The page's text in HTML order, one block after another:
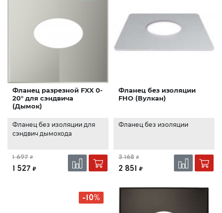
Фланец разрезной FXX 0-
20° для сэндвича
(Дымок)
Фланец без изоляции для
сэндвич дымохода
1 697 ₽
1 527 ₽
Фланец без изоляции
FHO (Вулкан)
Фланец без изоляции
3 168 ₽
2 851 ₽
-10%